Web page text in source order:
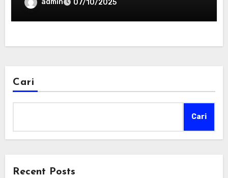
admin 07/10/2025
Cari
Cari
Recent Posts